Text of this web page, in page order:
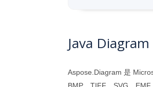
Java
Aspose.Diagram 是